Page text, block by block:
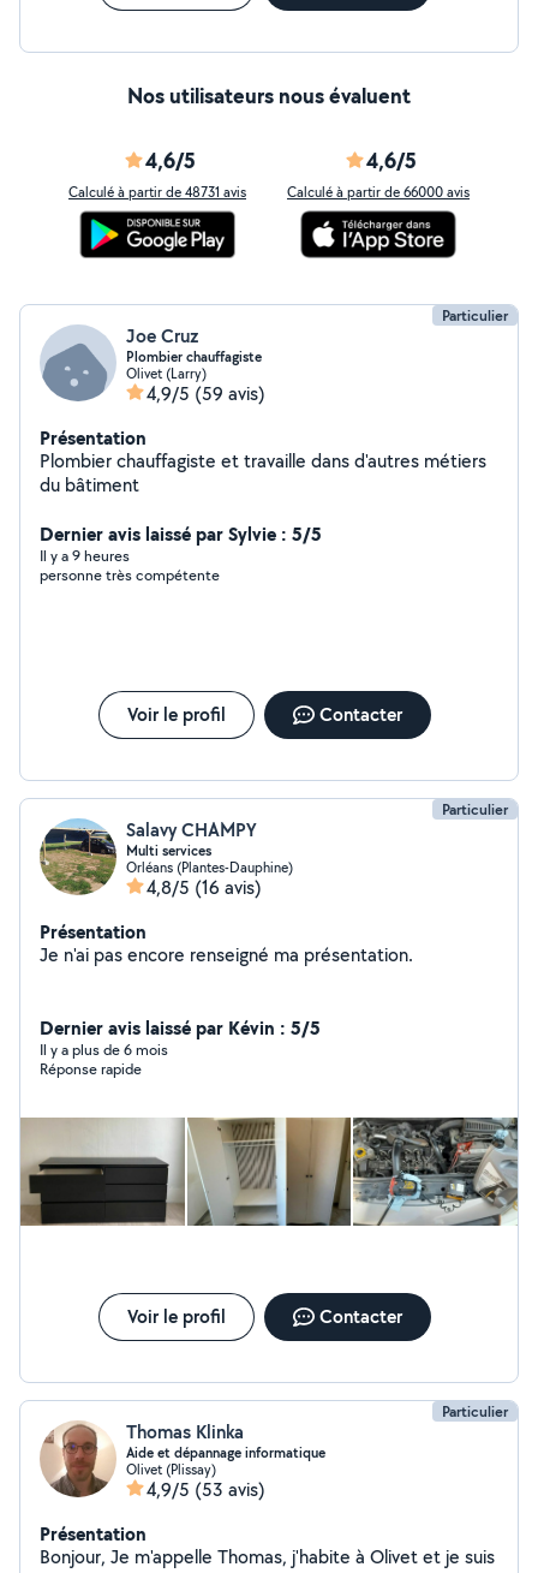
Nos utilisateurs nous évaluent
4,6/5
Calculé à partir de 48731 avis
4,6/5
Calculé à partir de 66000 avis
Particulier
Joe Cruz
Plombier chauffagiste
Olivet (Larry)
4,9/5 (59 avis)
Présentation
Plombier chauffagiste et travaille dans d'autres métiers
du bâtiment
Dernier avis laissé par Sylvie : 5/5
Il y a 9 heures
personne très compétente
Voir le profil Contacter
Particulier
Salavy CHAMPY
Multi services
Orléans (Plantes-Dauphine)
4,8/5 (16 avis)
Présentation
Je n'ai pas encore renseigné ma présentation.
Dernier avis laissé par Kévin : 5/5
Il y a plus de 6 mois
Réponse rapide
Voir le profil Contacter
Particulier
Thomas Klinka
Aide et dépannage informatique
Olivet (Plissay)
4,9/5 (53 avis)
Présentation
Bonjour, Je m'appelle Thomas, j'habite à Olivet et je suis